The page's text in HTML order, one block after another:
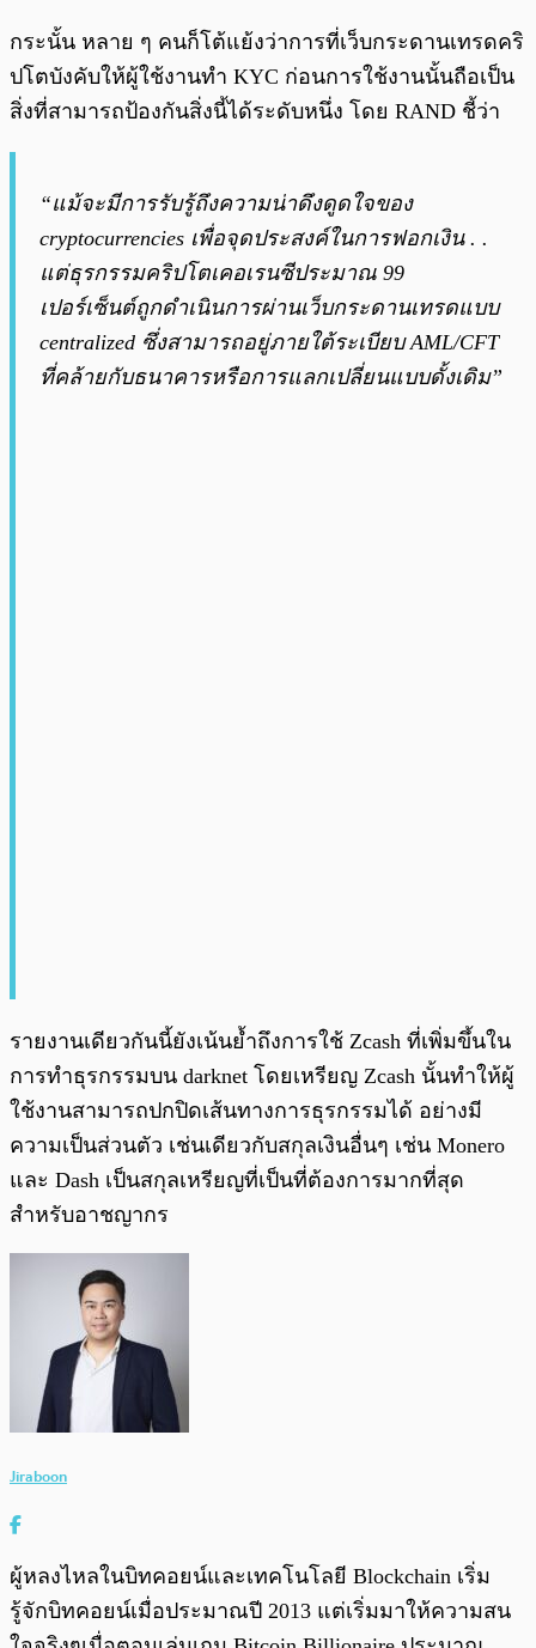
กระนั้น หลาย ๆ คนก็โต้แย้งว่าการที่เว็บกระดานเทรดคริ
ปโตบังคับให้ผู้ใช้งานทำ KYC ก่อนการใช้งานนั้นถือเป็น
สิ่งที่สามารถป้องกันสิ่งนี้ได้ระดับหนึ่ง โดย RAND ชี้ว่า
“แม้จะมีการรับรู้ถึงความน่าดึงดูดใจของ
cryptocurrencies เพื่อจุดประสงค์ในการฟอกเงิน . .
แต่ธุรกรรมคริปโตเคอเรนซีประมาณ 99
เปอร์เซ็นต์ถูกดำเนินการผ่านเว็บกระดานเทรดแบบ
centralized ซึ่งสามารถอยู่ภายใต้ระเบียบ AML/CFT
ที่คล้ายกับธนาคารหรือการแลกเปลี่ยนแบบดั้งเดิม”
รายงานเดียวกันนี้ยังเน้นย้ำถึงการใช้ Zcash ที่เพิ่มขึ้นใน
การทำธุรกรรมบน darknet โดยเหรียญ Zcash นั้นทำให้ผู้
ใช้งานสามารถปกปิดเส้นทางการธุรกรรมได้ อย่างมี
ความเป็นส่วนตัว เช่นเดียวกับสกุลเงินอื่นๆ เช่น Monero
และ Dash เป็นสกุลเหรียญที่เป็นที่ต้องการมากที่สุด
สำหรับอาชญากร
Jiraboon
ผู้หลงไหลในบิทคอยน์และเทคโนโลยี Blockchain เริ่ม
รู้จักบิทคอยน์เมื่อประมาณปี 2013 แต่เริ่มมาให้ความสน